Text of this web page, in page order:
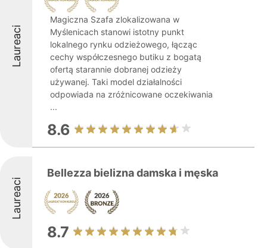
Laureaci
Magiczna Szafa zlokalizowana w
Myślenicach stanowi istotny punkt
lokalnego rynku odzieżowego, łącząc
cechy współczesnego butiku z bogatą
ofertą starannie dobranej odzieży
używanej. Taki model działalności
odpowiada na zróżnicowane oczekiwania
...
8.6
Laureaci
Bellezza bielizna damska i męska
8.7